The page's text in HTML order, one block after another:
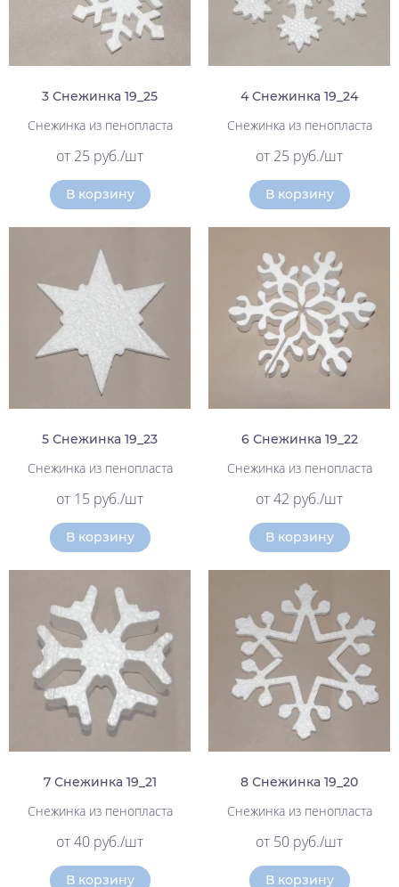
3 Снежинка 19_25
Снежинка из пенопласта
от 25 руб./шт
В корзину
4 Снежинка 19_24
Снежинка из пенопласта
от 25 руб./шт
В корзину
5 Снежинка 19_23
Снежинка из пенопласта
от 15 руб./шт
В корзину
6 Снежинка 19_22
Снежинка из пенопласта
от 42 руб./шт
В корзину
7 Снежинка 19_21
Снежинка из пенопласта
от 40 руб./шт
В корзину
8 Снежинка 19_20
Снежинка из пенопласта
от 50 руб./шт
В корзину